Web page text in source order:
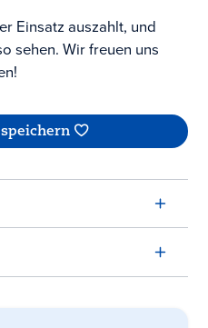
Einsatz auszahlt, und
sehen. Wir freuen uns